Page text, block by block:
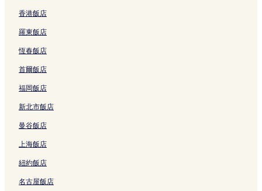
結
香港飯店
羅東飯店
恆春飯店
首爾飯店
福岡飯店
新北市飯店
曼谷飯店
上海飯店
紐約飯店
名古屋飯店